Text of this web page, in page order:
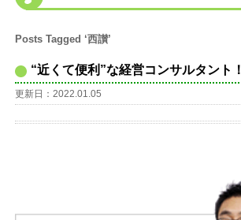
Posts Tagged ‘西讃’
“近くて便利”な経営コンサルタント！
更新日：2022.01.05